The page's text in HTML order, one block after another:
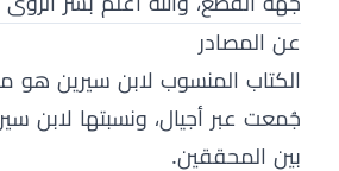
عن المصادر
الكتاب المنسوب لابن سيرين هو
جُمعت عبر أجيال، ونسبتها لابن
بين المحققين.